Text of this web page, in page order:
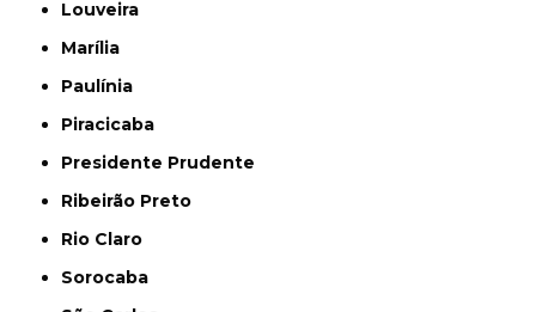
Louveira
Marília
Paulínia
Piracicaba
Presidente Prudente
Ribeirão Preto
Rio Claro
Sorocaba